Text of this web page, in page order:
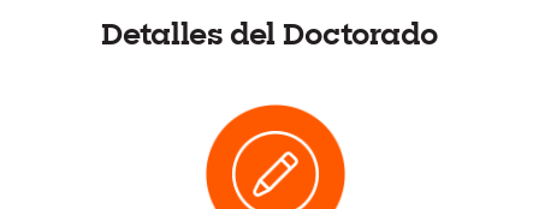
Detalles del Doctorado